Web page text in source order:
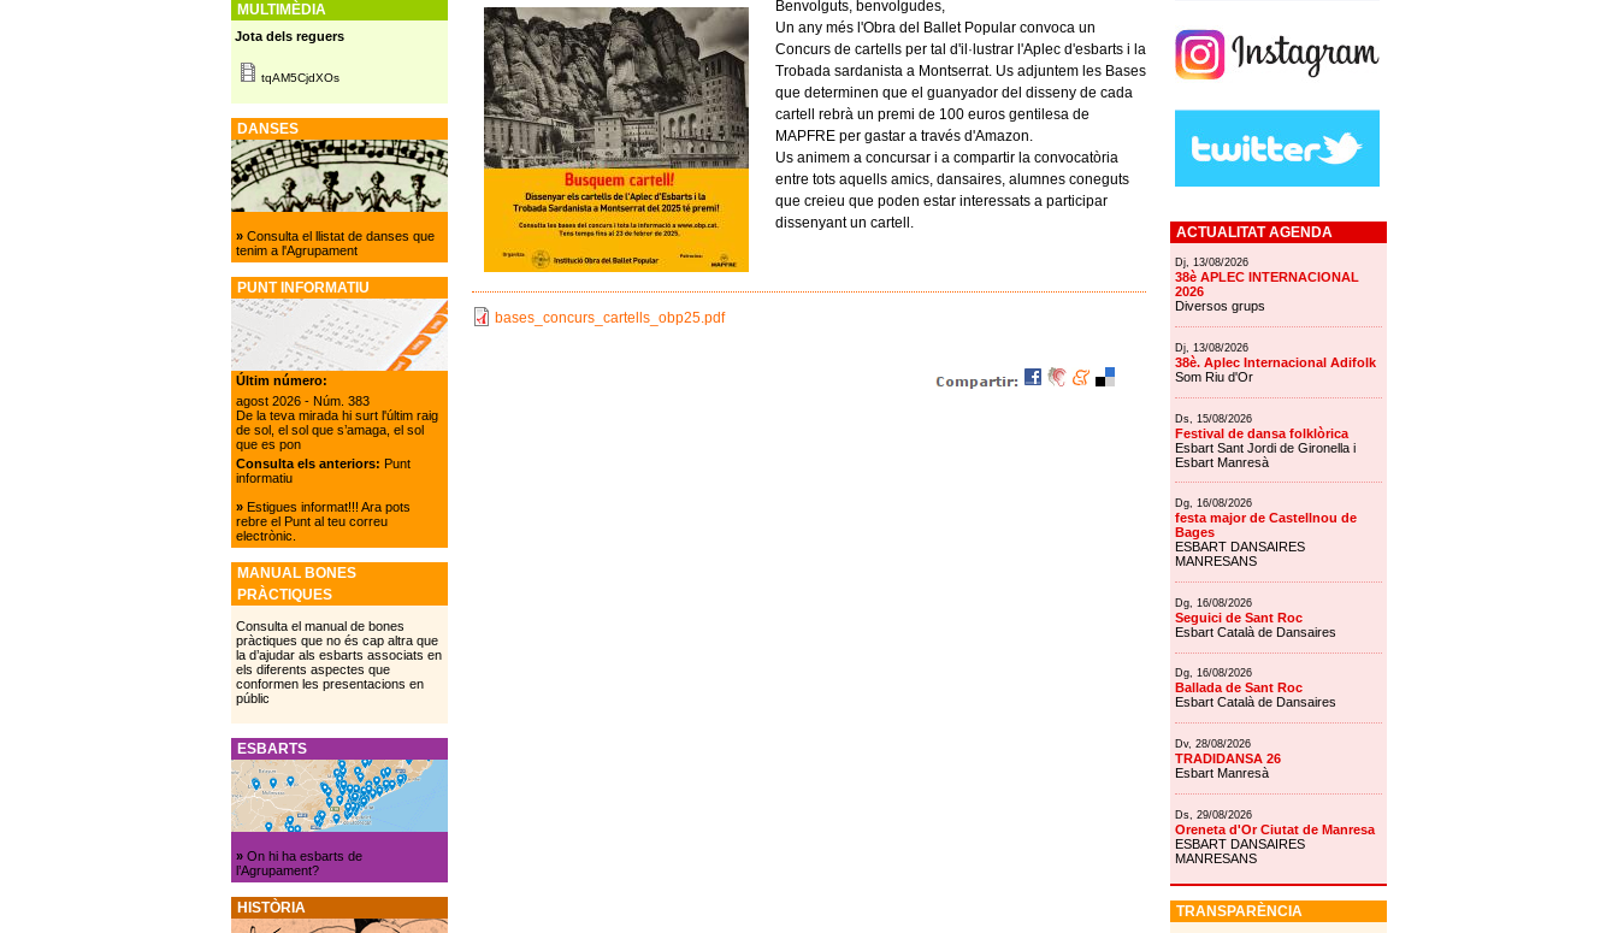
Benvolguts, benvolgudes,
Un any més l'Obra del Ballet Popular convoca un
Concurs de cartells per tal d'il·lustrar l'Aplec d'esbarts i la
Trobada sardanista a Montserrat. Us adjuntem les Bases
que determinen que el guanyador del disseny de cada
cartell rebrà un premi de 100 euros gentilesa de
MAPFRE per gastar a través d'Amazon.
Us animem a concursar i a compartir la convocatòria
entre tots aquells amics, dansaires, alumnes coneguts
que creieu que poden estar interessats a participar
dissenyant un cartell.
bases_concurs_cartells_obp25.pdf
MULTIMÈDIA
Jota dels reguers
tqAM5CjdXOs
DANSES
»Consulta el llistat de danses que
tenim a l'Agrupament
PUNT INFORMATIU
Últim número:
agost 2026 - Núm. 383
De la teva mirada hi surt l'últim raig
de sol, el sol que s’amaga, el sol
que es pon
Consulta els anteriors: Punt
informatiu
»Estigues informat!!! Ara pots
rebre el Punt al teu correu
electrònic.
MANUAL BONES
PRÀCTIQUES
Consulta el manual de bones
pràctiques que no és cap altra que
la d’ajudar als esbarts associats en
els diferents aspectes que
conformen les presentacions en
públic
ESBARTS
»On hi ha esbarts de
l’Agrupament?
HISTÒRIA
ACTUALITAT AGENDA
Dj, 13/08/2026
38è APLEC INTERNACIONAL
2026
Diversos grups
Dj, 13/08/2026
38è. Aplec Internacional Adifolk
Som Riu d'Or
Ds, 15/08/2026
Festival de dansa folklòrica
Esbart Sant Jordi de Gironella i
Esbart Manresà
Dg, 16/08/2026
festa major de Castellnou de
Bages
ESBART DANSAIRES
MANRESANS
Dg, 16/08/2026
Seguici de Sant Roc
Esbart Català de Dansaires
Dg, 16/08/2026
Ballada de Sant Roc
Esbart Català de Dansaires
Dv, 28/08/2026
TRADIDANSA 26
Esbart Manresà
Ds, 29/08/2026
Oreneta d'Or Ciutat de Manresa
ESBART DANSAIRES
MANRESANS
TRANSPARÈNCIA